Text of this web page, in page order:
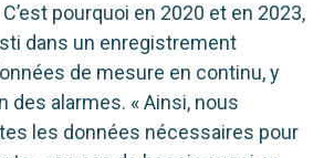
pourquoi en 2020 et en 2023,
dans un enregistrement
de mesure en continu, y
des alarmes. « Ainsi, nous
les données nécessaires pour